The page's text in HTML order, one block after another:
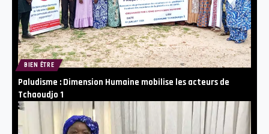
BIEN ÊTRE
Paludisme : Dimension Humaine mobilise les acteurs de
Tchaoudjo 1